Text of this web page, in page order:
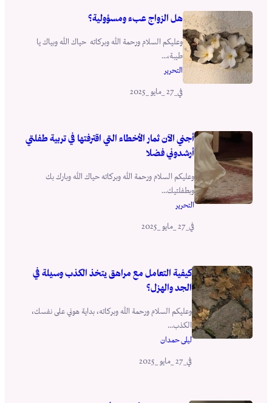
هل الزواج عبء ومسؤولية؟
وعليكم السلام ورحمة الله وبركاته حياك الله وبياك يا
طيبة،...
التحرير
في
أجني الآن ثمار الأخطاء التي اقترفتها في تربية طفلتي
أرشدوني فضلا
وعليكم السلام ورحمة الله وبركاته حياك الله وبارك بك
وبطفلتيك...
التحرير
في
كيفية التعامل مع مراهق يتخذ الكذب وسيلة في
الجد والهزل؟
وعليكم السلام ورحمة الله وبركاته، بداية هوني على نفسك،
الكذب...
ليلى حمدان
في